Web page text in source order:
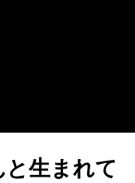
生まれて